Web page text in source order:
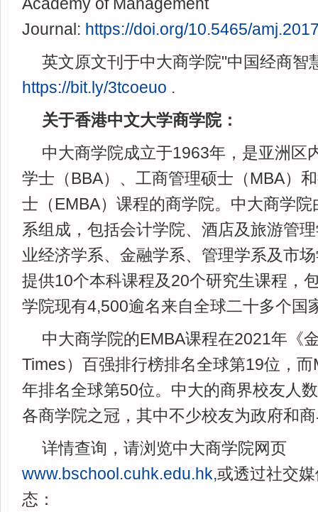
Journal: https://doi.org/10.5465/
英文原文刊于中大商学院"中国经商智
https://bit.ly/3tcoeuo .
关于香港中文大学商学院：
中大商学院成立于1963年，是亚洲区
学士（BBA）、工商管理硕士（MBA）
士（EMBA）课程的商学院。中大商学
系组成，包括会计学院、酒店及旅游管
业经济学系、金融学系、管理学系及市
提供10个本科课程及20个研究生课程，
学院现有4,500逾名来自全球二十多个国
中大商学院的EMBA课程在2021年《
Times）百强排行榜排名全球第19位，
年排名全球第50位。中大的商界校友人
各商学院之冠，其中不少校友为政府和
详情查询，请浏览中大商学院网页
www.bschool.cuhk.edu.hk,或透过社交
态：